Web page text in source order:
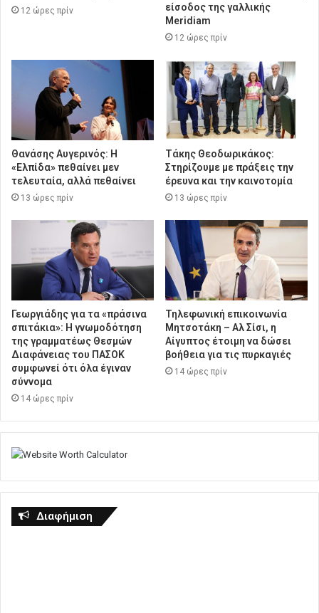
12 ώρες πρίν
είσοδος της γαλλικής
Meridiam
12 ώρες πρίν
Θανάσης Αυγερινός: Η
«Ελπίδα» πεθαίνει μεν
τελευταία, αλλά πεθαίνει
13 ώρες πρίν
Τάκης Θεοδωρικάκος:
Στηρίζουμε με πράξεις την
έρευνα και την καινοτομία
13 ώρες πρίν
Γεωργιάδης για τα «πράσινα
σπιτάκια»: Η γνωμοδότηση
της γραμματέως Θεσμών
Διαφάνειας του ΠΑΣΟΚ
συμφωνεί ότι όλα έγιναν
σύννομα
14 ώρες πρίν
Τηλεφωνική επικοινωνία
Μητσοτάκη – Αλ Σίσι, η
Αίγυπτος έτοιμη να δώσει
βοήθεια για τις πυρκαγιές
14 ώρες πρίν
Διαφήμιση